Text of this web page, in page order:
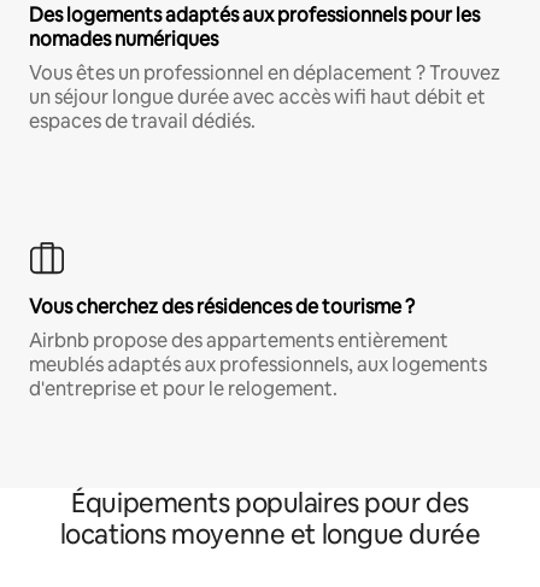
Des logements adaptés aux professionnels pour les
nomades numériques
Vous êtes un professionnel en déplacement ? Trouvez
un séjour longue durée avec accès wifi haut débit et
espaces de travail dédiés.
Vous cherchez des résidences de tourisme ?
Airbnb propose des appartements entièrement
meublés adaptés aux professionnels, aux logements
d'entreprise et pour le relogement.
Équipements populaires pour des
locations moyenne et longue durée